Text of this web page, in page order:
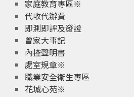
家庭教育專區※
代收代辦費
即測即評及發證
曾家大事記
內控聲明書
處室規章※
職業安全衛生專區
花城心苑※